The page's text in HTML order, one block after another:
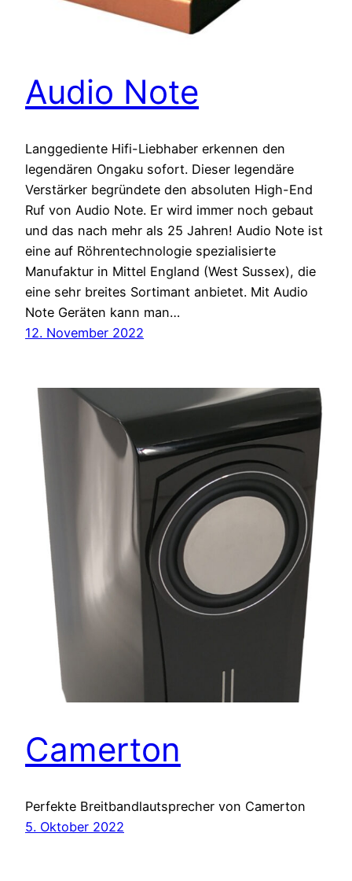
Audio Note
Langgediente Hifi-Liebhaber erkennen den
legendären Ongaku sofort. Dieser legendäre
Verstärker begründete den absoluten High-End
Ruf von Audio Note. Er wird immer noch gebaut
und das nach mehr als 25 Jahren! Audio Note ist
eine auf Röhrentechnologie spezialisierte
Manufaktur in Mittel England (West Sussex), die
eine sehr breites Sortimant anbietet. Mit Audio
Note Geräten kann man…
12. November 2022
Camerton
Perfekte Breitbandlautsprecher von Camerton
5. Oktober 2022